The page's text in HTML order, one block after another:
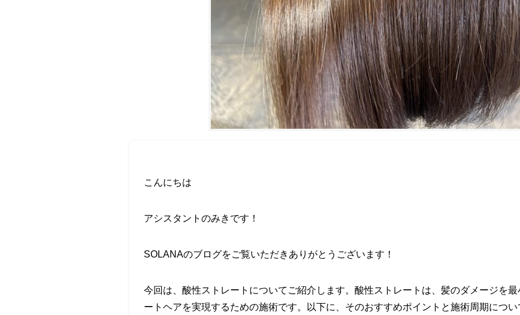
こんにちは
アシスタントのみきです！
SOLANAのブログをご覧いただきありがとうございます！
今回は、酸性ストレートについてご紹介します。酸性ストレートは、髪のダメージを
ートヘアを実現するための施術です。以下に、そのおすすめポイントと施術周期につい